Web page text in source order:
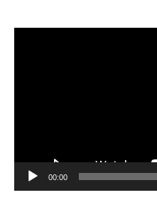
00:00